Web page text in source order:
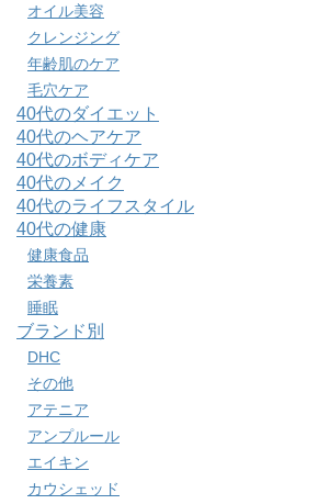
オイル美容
クレンジング
年齢肌のケア
毛穴ケア
40代のダイエット
40代のヘアケア
40代のボディケア
40代のメイク
40代のライフスタイル
40代の健康
健康食品
栄養素
睡眠
ブランド別
DHC
その他
アテニア
アンプルール
エイキン
カウシェッド